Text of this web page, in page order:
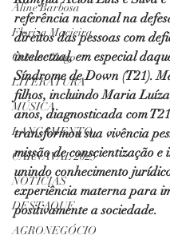
Aline Barbosa
Floriza Macieira
Cristine Zago
LITERATURA
MÚSICA
LANÇAMENTO
CARNAVAL 2025
NOTÍCIAS
DESTAQUE
AGRONEGÓCIO
referência nacional na
direitos das pessoas com
intelectual, em especial
Síndrome de Down (T21).
filhos, incluindo Maria
anos, diagnosticada com
transformou sua vivência
missão de conscientização e
unindo conhecimento
experiência materna para
positivamente a sociedade.